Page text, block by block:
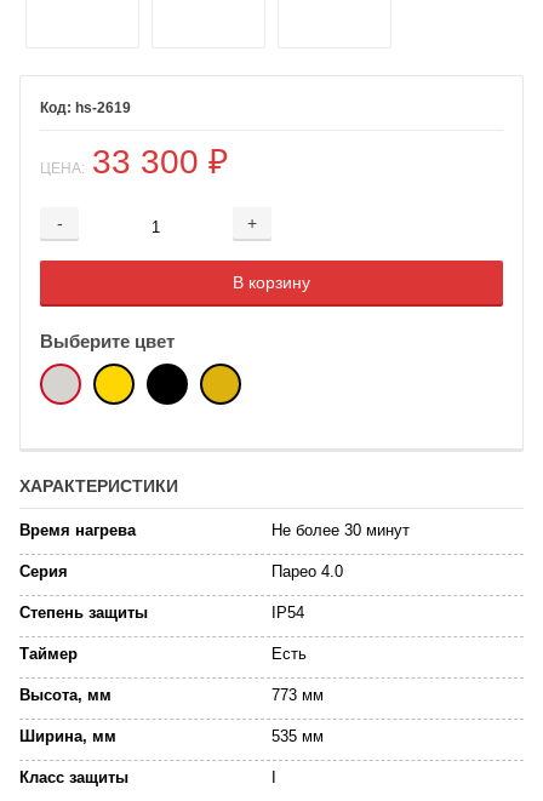
hs-2619
ЦЕНА: 33 300 ₽
- +
Добавляется...
В корзину
Добавлен
Выберите цвет
ХАРАКТЕРИСТИКИ
Время нагрева Не более 30 минут
Серия Парео 4.0
Степень защиты IP54
Таймер Есть
Высота, мм 773 мм
Ширина, мм 535 мм
Класс защиты